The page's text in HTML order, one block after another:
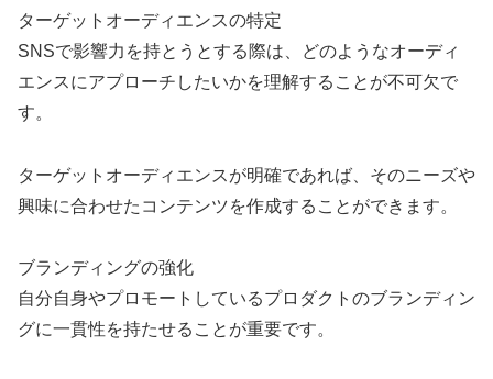
ターゲットオーディエンスの特定
SNSで影響力を持とうとする際は、どのようなオーディ
エンスにアプローチしたいかを理解することが不可欠で
す。
ターゲットオーディエンスが明確であれば、そのニーズや
興味に合わせたコンテンツを作成することができます。
ブランディングの強化
自分自身やプロモートしているプロダクトのブランディン
グに一貫性を持たせることが重要です。